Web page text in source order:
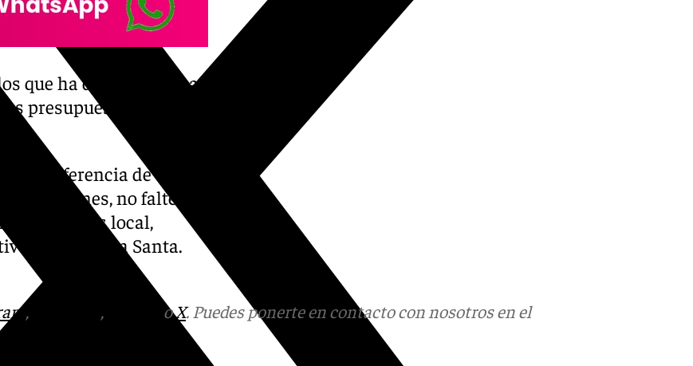
que ha dicho que no a
presupuestos de la
de referencia de
a viernes, no faltes a
los ámbitos local,
y la Semana Santa.
, , oX. Puedes ponerte en contacto con nosotros en el